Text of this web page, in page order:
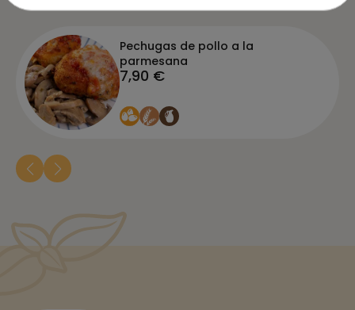
Pechugas de pollo a la
parmesana
7,90 €